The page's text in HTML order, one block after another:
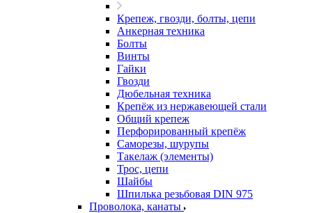
Крепеж, гвозди, болты, цепи
Анкерная техника
Болты
Винты
Гайки
Гвозди
Дюбельная техника
Крепёж из нержавеющей стали
Общий крепеж
Перфорированный крепёж
Саморезы, шурупы
Такелаж (элементы)
Трос, цепи
Шайбы
Шпилька резьбовая DIN 975
Проволока, канаты